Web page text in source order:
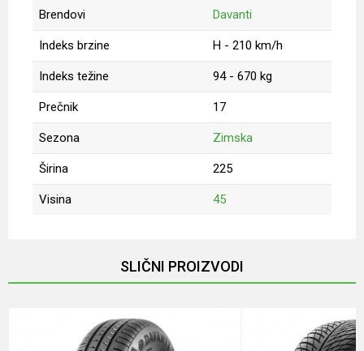
Brendovi Davanti
Indeks brzine H - 210 km/h
Indeks težine 94 - 670 kg
Prečnik 17
Sezona Zimska
Širina 225
Visina 45
SLIČNI PROIZVODI